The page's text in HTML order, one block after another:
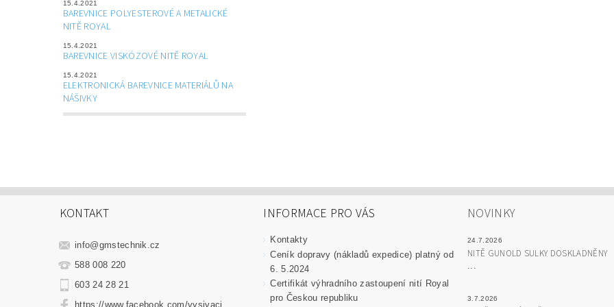
15.4.2021
BAREVNICE POLYESTEROVÉ A METALICKÉ
NITĚ ROYAL
15.4.2021
BAREVNICE VISKÓZOVÉ NITĚ ROYAL
15.4.2021
ELEKTRONICKÁ BAREVNICE MATERIÁLŮ NA
NÁŠIVKY
KONTAKT
info@gmstechnik.cz
588 008 220
603 24 28 21
https://www.facebook.com/vysivaci
INFORMACE PRO VÁS
Kontakty
Ceník dopravy (nákladů expedice) platný od
6. 5.2024
Certifikát výhradního zastoupení nití Royal
pro Českou republiku
NOVINKY
24.7.2026
NITĚ GUNOLD SULKY DOSKLADNĚNY
3.7.2026